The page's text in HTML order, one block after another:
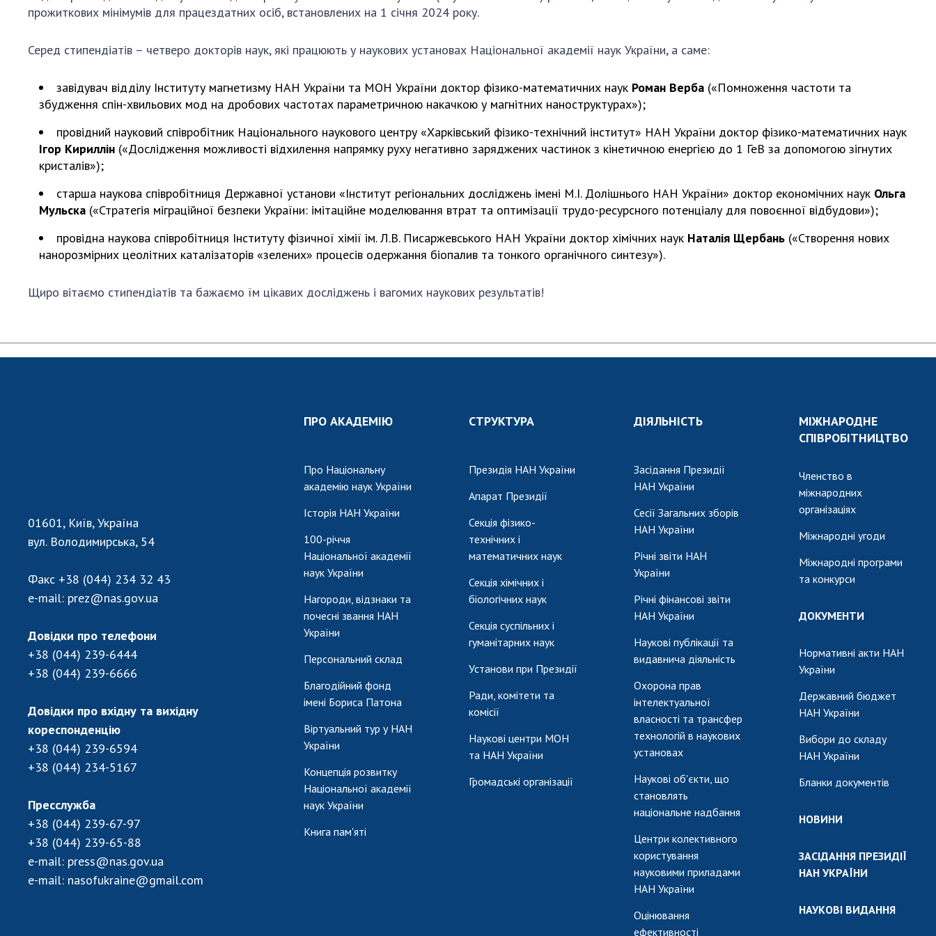
Персональний склад
імені Бориса Патона
НАН України
Концепція розвитку
Національної
академії наук
України
наук
Президії
та комісії
Наукові центри
МОН та НАН
України
Наукові об'єкти, що становлять
користування науковими
Оцінювання ефективності
діяльності наукових установ
Конкурси наукових досліджень
НАН України
Підготовка наукових кадрів
Робота з молоддю
НОВИНИ
ПРЕЗИДІЇ НАН
УКРАЇНИ
НАУКОВІ
КОНТАКТИ
КАБІНЕТ
прожиткових мінімумів для працездатних осіб, встановлених на 1 січня 2024 року.
Серед стипендіатів – четверо докторів наук, які працюють у наукових установах Національної академії наук України, а саме:
завідувач відділу Інституту магнетизму НАН України та МОН України доктор фізико-математичних наук Роман Верба («Помноження частоти та
збудження спін-хвильових мод на дробових частотах параметричною накачкою у магнітних наноструктурах»);
провідний науковий співробітник Національного наукового центру «Харківський фізико-технічний інститут» НАН України доктор фізико-математичних наук
Ігор Кириллін («Дослідження можливості відхилення напрямку руху негативно заряджених частинок з кінетичною енергією до 1 ГеВ за допомогою зігнутих
кристалів»);
старша наукова співробітниця Державної установи «Інститут регіональних досліджень імені М.І. Долішнього НАН України» доктор економічних наук Ольга
Мульска («Стратегія міграційної безпеки України: імітаційне моделювання втрат та оптимізації трудо-ресурсного потенціалу для повоєнної відбудови»);
провідна наукова співробітниця Інституту фізичної хімії ім. Л.В. Писаржевського НАН України доктор хімічних наук Наталія Щербань («Створення нових
нанорозмірних цеолітних каталізаторів «зелених» процесів одержання біопалив та тонкого органічного синтезу»).
Щиро вітаємо стипендіатів та бажаємо їм цікавих досліджень і вагомих наукових результатів!
01601, Київ, Україна
вул. Володимирська, 54
Факс +38 (044) 234 32 43
e-mail: prez@nas.gov.ua
Довідки про телефони
+38 (044) 239-6444
+38 (044) 239-6666
Довідки про вхідну та вихідну
кореспонденцію
+38 (044) 239-6594
+38 (044) 234-5167
Пресслужба
+38 (044) 239-67-97
+38 (044) 239-65-88
e-mail: press@nas.gov.ua
e-mail: nasofukraine@gmail.com
ПРО АКАДЕМІЮ
Про Національну
академію наук України
Історія НАН України
100-річчя
Національної академії
наук України
Нагороди, відзнаки та
почесні звання НАН
України
Персональний склад
Благодійний фонд
імені Бориса Патона
Віртуальний тур у НАН
України
Концепція розвитку
Національної академії
наук України
Книга пам'яті
СТРУКТУРА
Президія НАН України
Апарат Президії
Секція фізико-
технічних і
математичних наук
Секція хімічних і
біологічних наук
Секція суспільних і
гуманітарних наук
Установи при Президії
Ради, комітети та
комісії
Наукові центри МОН
та НАН України
Громадські організації
ДІЯЛЬНІСТЬ
Засідання Президії
НАН України
Сесії Загальних зборів
НАН України
Річні звіти НАН
України
Річні фінансові звіти
НАН України
Наукові публікації та
видавнича діяльність
Охорона прав
інтелектуальної
власності та трансфер
технологій в наукових
установах
Наукові об'єкти, що
становлять
національне надбання
Центри колективного
користування
науковими приладами
НАН України
Оцінювання
ефективності
МІЖНАРОДНЕ
СПІВРОБІТНИЦТВО
Членство в
міжнародних
організаціях
Міжнародні угоди
Міжнародні програми
та конкурси
ДОКУМЕНТИ
Нормативні акти НАН
України
Державний бюджет
НАН України
Вибори до складу
НАН України
Бланки документів
НОВИНИ
ЗАСІДАННЯ ПРЕЗИДІЇ
НАН УКРАЇНИ
НАУКОВІ ВИДАННЯ